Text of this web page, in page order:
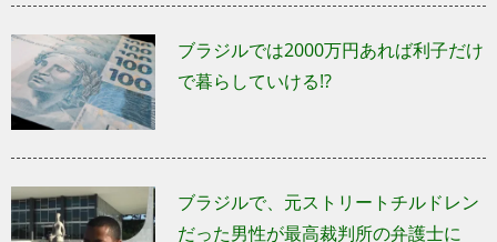
ブラジルでは2000万円あれば利子だけ
で暮らしていける!?
ブラジルで、元ストリートチルドレン
だった男性が最高裁判所の弁護士に